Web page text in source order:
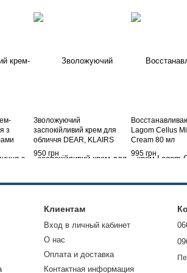
з
Зволожуючий
заспокійливий крем для
обличчя DEAR, KLAIRS
Midnight Blue Calming
Cream, 60 мл
950 грн
Lagom Cellus
Cream 80 мл
995 грн
Клиентам
Вход в личный кабинет
О нас
Оплата и доставка
Контактная информация